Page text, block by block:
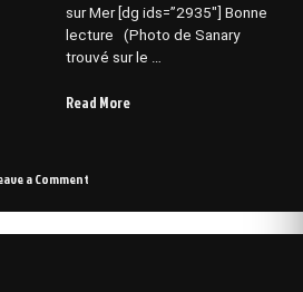
sur Mer [dg ids=”2935″] Bonne
lecture (Photo de Sanary
trouvé sur le …
Read More“Sortie
2022”
a Comment
Sanary
sur